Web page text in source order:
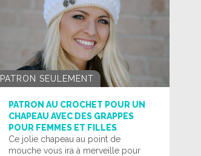
PATRON SEULEMENT
PATRON AU CROCHET POUR UN
CHAPEAU AVEC DES GRAPPES
POUR FEMMES ET FILLES
Ce jolie chapeau au point de
mouche vous ira à merveille pour